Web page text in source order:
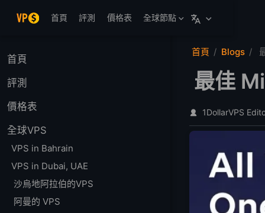
首頁
評測 價格表 全球節點
首頁
評測
價格表
全球VPS
VPS in Bahrain
VPS in Dubai, UAE
沙烏地阿拉伯的VPS
阿曼的 VPS
首頁 Blogs
最佳
1DollarVPS